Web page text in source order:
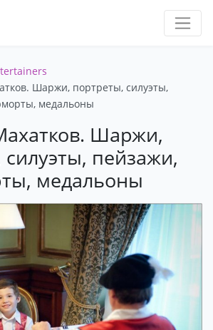
Шаржи, портреты, силуэты,
медальоны
Шаржи,
пейзажи,
медальоны